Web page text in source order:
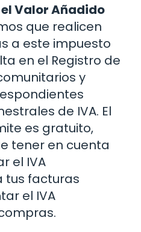
Valor Añadido
que realicen
a este impuesto
en el Registro de
y
de IVA. El
es gratuito,
tener en cuenta
el IVA
tus facturas
el IVA